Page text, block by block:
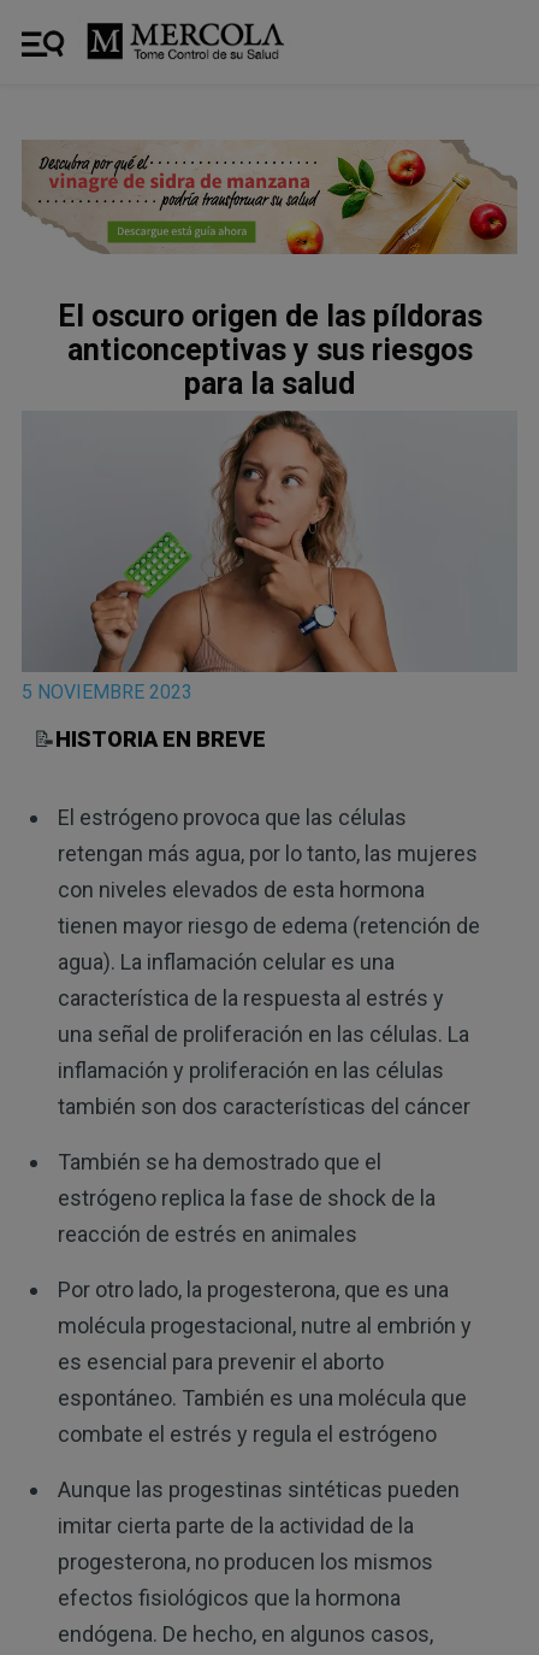
El oscuro origen de las píldoras
anticonceptivas y sus riesgos
para la salud
5 NOVIEMBRE 2023
📝HISTORIA EN BREVE
El estrógeno provoca que las células
retengan más agua, por lo tanto, las mujeres
con niveles elevados de esta hormona
tienen mayor riesgo de edema (retención de
agua). La inflamación celular es una
característica de la respuesta al estrés y
una señal de proliferación en las células. La
inflamación y proliferación en las células
también son dos características del cáncer
También se ha demostrado que el
estrógeno replica la fase de shock de la
reacción de estrés en animales
Por otro lado, la progesterona, que es una
molécula progestacional, nutre al embrión y
es esencial para prevenir el aborto
espontáneo. También es una molécula que
combate el estrés y regula el estrógeno
Aunque las progestinas sintéticas pueden
imitar cierta parte de la actividad de la
progesterona, no producen los mismos
efectos fisiológicos que la hormona
endógena. De hecho, en algunos casos,